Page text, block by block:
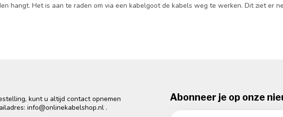
hangt. Het is aan te raden om via een kabelgoot de kabels weg te werken. Dit ziet er
kunt u altijd contact opnemen
info@onlinekabelshop.nl .
Abonneer je op onze